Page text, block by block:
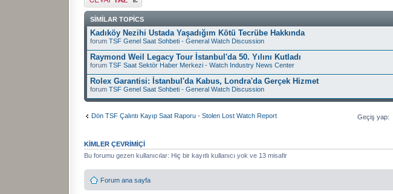
SIMILAR TOPICS
Kadıköy Nezihi Ustada Yaşadığım Kötü Tecrübe Hakkında
forum TSF Genel Saat Sohbeti - General Watch Discussion
Raymond Weil Legacy Tour İstanbul'da 50. Yılını Kutladı
forum TSF Saat Sektör Haber Merkezi - Watch Industry News Center
Rolex Garantisi: İstanbul'da Kabus, Londra'da Gerçek Hizmet
forum TSF Genel Saat Sohbeti - General Watch Discussion
Dön TSF Çalıntı Kayıp Saat Raporu - Stolen Lost Watch Report Geçiş yap:
KIMLER ÇEVRIMIÇI
Bu forumu gezen kullanıcılar: Hiç bir kayıtlı kullanıcı yok ve 13 misafir
Forum ana sayfa